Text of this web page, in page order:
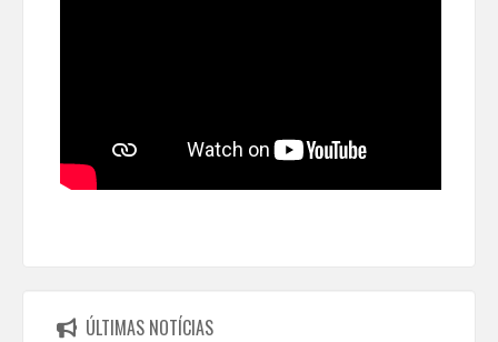
ÚLTIMAS NOTÍCIAS